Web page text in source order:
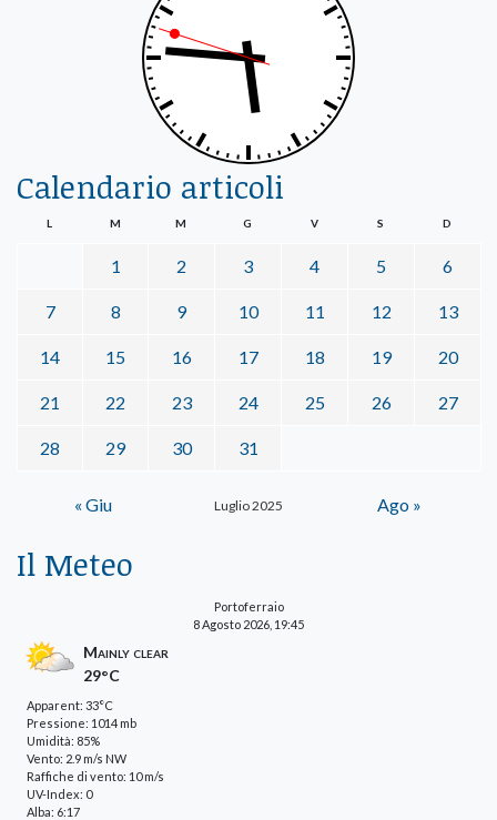
Calendario articoli
Luglio 2025
L M M G V S D
1 2 3 4 5 6
7 8 9 10 11 12 13
14 15 16 17 18 19 20
21 22 23 24 25 26 27
28 29 30 31
« Giu Ago »
Il Meteo
Portoferraio
8 Agosto 2026, 19:45
Mainly clear
29°C
Apparent: 33°C
Pressione: 1014 mb
Umidità: 85%
Vento: 2.9 m/s NW
Raffiche di vento: 10 m/s
UV-Index: 0
Alba: 6:17